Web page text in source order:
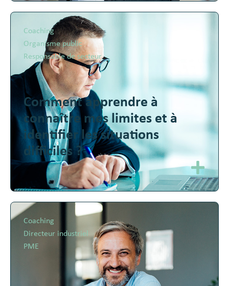
Coaching
Organisme public
Responsable de secteur
Comment apprendre à
connaître mes limites et à
identifier les situations
difficiles ?
Coaching
Directeur industriel
PME